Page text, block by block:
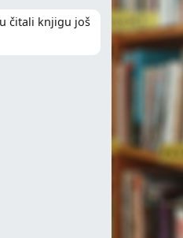
čitali knjigu još